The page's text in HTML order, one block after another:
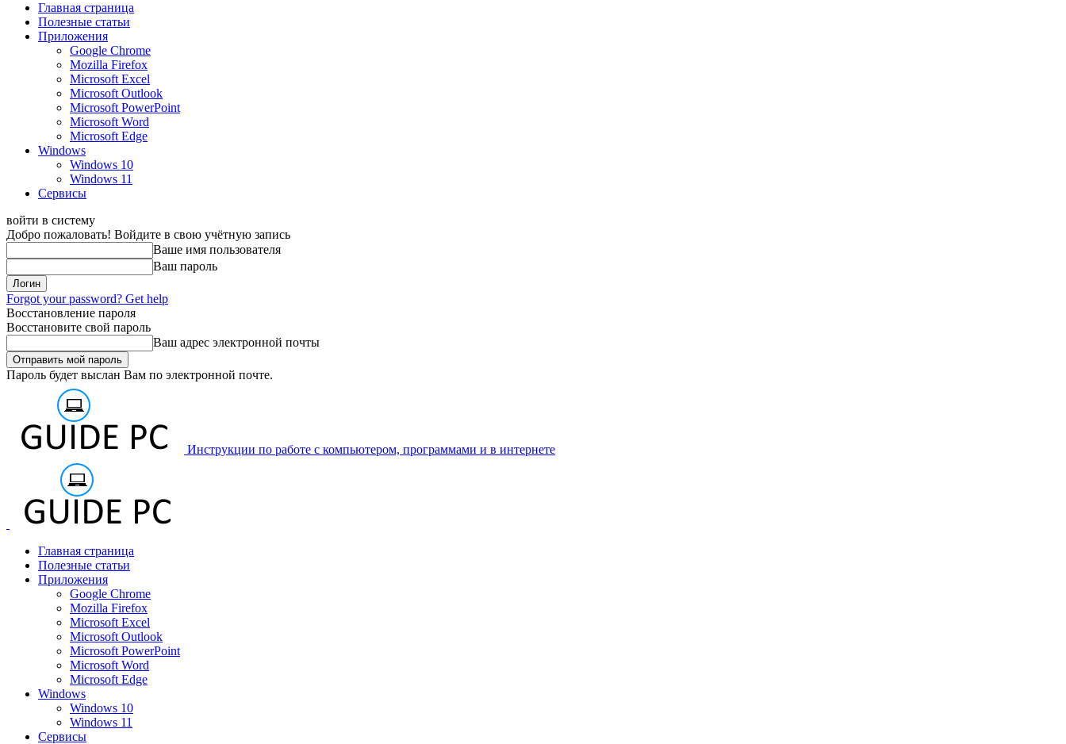
Главная страница
Полезные статьи
Приложения
Google Chrome
Mozilla Firefox
Microsoft Excel
Microsoft Outlook
Microsoft PowerPoint
Microsoft Word
Microsoft Edge
Windows
Windows 10
Windows 11
Сервисы
войти в систему
Добро пожаловать! Войдите в свою учётную запись
Ваше имя пользователя
Ваш пароль
Forgot your password? Get help
Восстановление пароля
Восстановите свой пароль
Ваш адрес электронной почты
Пароль будет выслан Вам по электронной почте.
Инструкции по работе с компьютером, программами и в интернете
Главная страница
Полезные статьи
Приложения
Google Chrome
Mozilla Firefox
Microsoft Excel
Microsoft Outlook
Microsoft PowerPoint
Microsoft Word
Microsoft Edge
Windows
Windows 10
Windows 11
Сервисы